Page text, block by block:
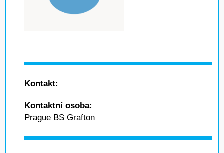
Kontakt:
Kontaktní osoba:
Prague BS Grafton